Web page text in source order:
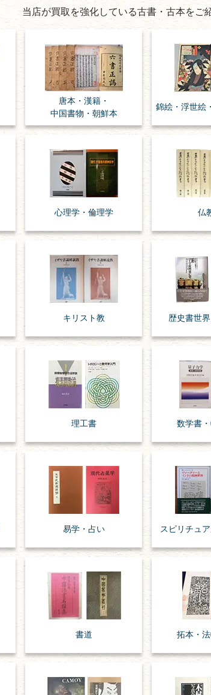
当店が買取を強化している古書・古本をご
唐本・漢籍・
中国書物・朝鮮本
錦絵・浮世絵・
心理学・倫理学 仏
キリスト教 歴史書世
理工書 数学書・
易学・ 占い スピリチュア
書道 拓本・法